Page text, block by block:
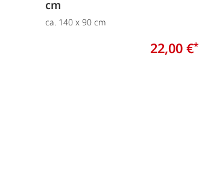
cm
ca. 140 x 90 cm
22,00 €*